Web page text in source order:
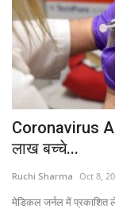
Coronavirus
लाख बच्चे...
Ruchi Sharma Oct 8,
मेडिकल जर्नल में प्रकाशित